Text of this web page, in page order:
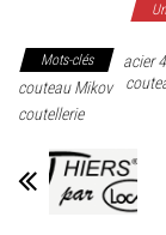
Mots-clés acier
couteau Mikov
coutellerie